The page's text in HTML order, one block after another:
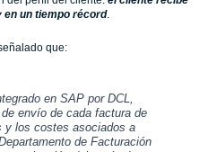
en un tiempo récord.
que:
en SAP por DCL,
envío de cada factura de
y los costes asociados a
de Facturación